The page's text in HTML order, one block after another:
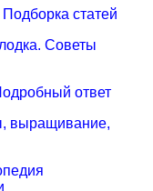
Подборка статей
Советы
ответ
выращивание,